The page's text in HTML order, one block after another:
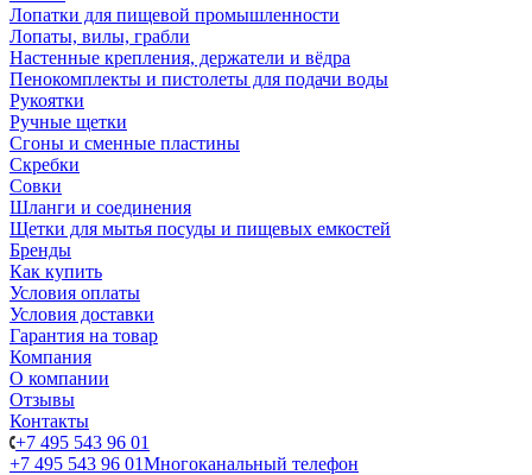
Лопатки для пищевой промышленности
Лопаты, вилы, грабли
Настенные крепления, держатели и вёдра
Пенокомплекты и пистолеты для подачи воды
Рукоятки
Ручные щетки
Сгоны и сменные пластины
Скребки
Совки
Шланги и соединения
Щетки для мытья посуды и пищевых емкостей
Бренды
Как купить
Условия оплаты
Условия доставки
Гарантия на товар
Компания
О компании
Отзывы
Контакты
+7 495 543 96 01
+7 495 543 96 01Многоканальный телефон